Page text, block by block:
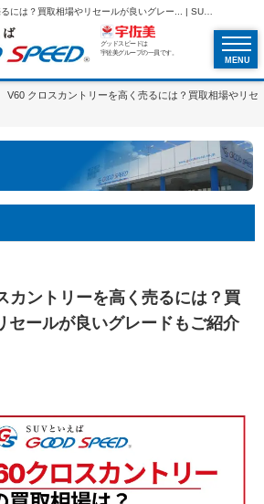
V60 クロスカントリーを高く売るには？買取相場やリセールが良いグレー... | SUVといえばグッドスピードGOOD SPEED
グッドスピードは
宇佐美グループの一員です。
MENU
V60 クロスカントリーを高く売るには？買取相場やリセ
カントリーを高く売るには？買
セールが良いグレードもご紹介